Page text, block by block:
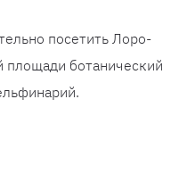
посетить Лоро-
ботанический